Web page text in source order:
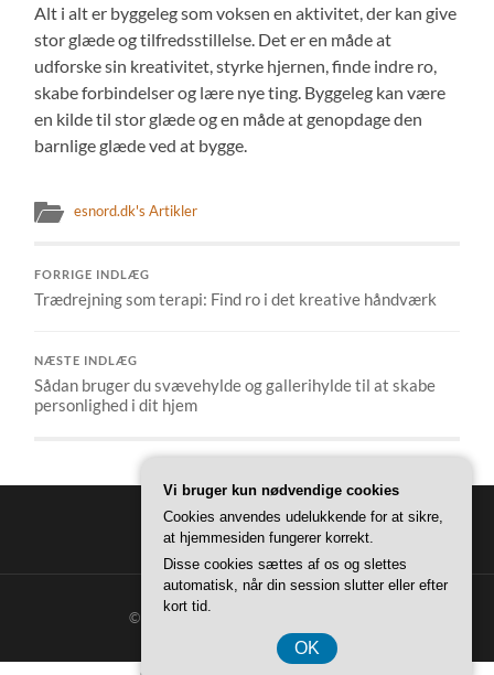
Alt i alt er byggeleg som voksen en aktivitet, der kan give
stor glæde og tilfredsstillelse. Det er en måde at
udforske sin kreativitet, styrke hjernen, finde indre ro,
skabe forbindelser og lære nye ting. Byggeleg kan være
en kilde til stor glæde og en måde at genopdage den
barnlige glæde ved at bygge.
esnord.dk's Artikler
FORRIGE INDLÆG
Trædrejning som terapi: Find ro i det kreative håndværk
NÆSTE INDLÆG
Sådan bruger du svævehylde og gallerihylde til at skabe
personlighed i dit hjem
© 2026
Vi bruger kun nødvendige cookies
Cookies anvendes udelukkende for at sikre,
at hjemmesiden fungerer korrekt.
Disse cookies sættes af os og slettes
automatisk, når din session slutter eller efter
kort tid.
OK